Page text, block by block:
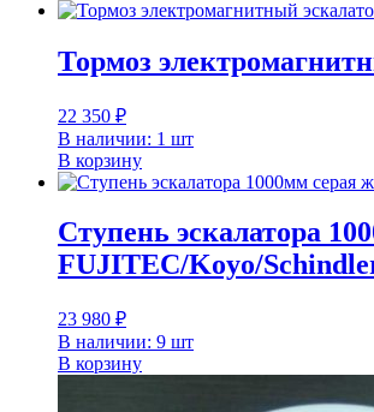
Тормоз
22 350 ₽
В наличии: 1 шт
В корзину
Ступень эскалатора
FUJITEC/Koyo/
23 980 ₽
В наличии: 9 шт
В корзину